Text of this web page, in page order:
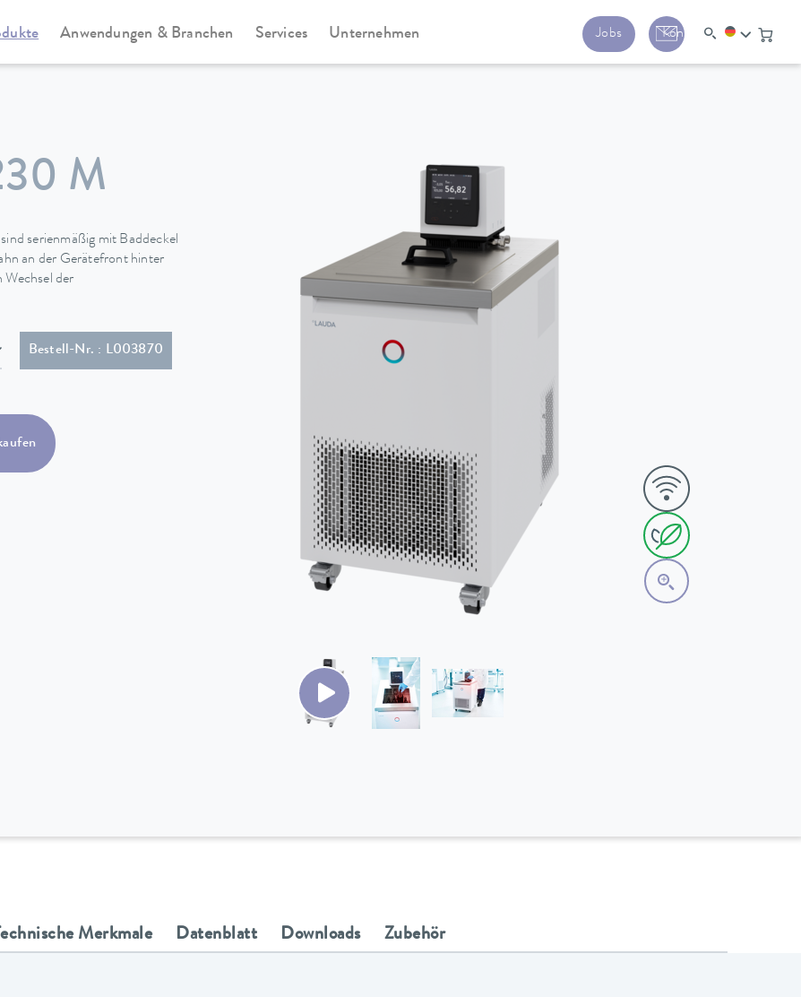
Anwendungen & Branchen Services Unternehmen Jobs Kontakt
Universa
M
serienmäßig mit Baddeckel
an der Gerätefront hinter
der
5-20P)Bestell-Nr. : L003870
Merkmale Datenblatt Downloads Zubehör